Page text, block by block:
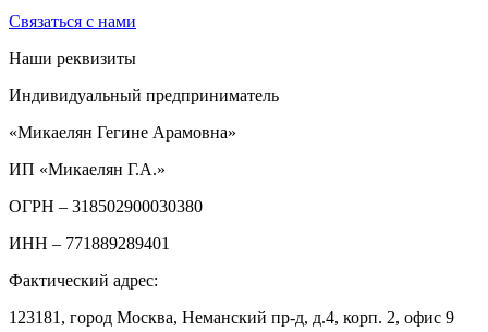
Связаться с нами
Наши реквизиты
Индивидуальный предприниматель
«Микаелян Гегине Арамовна»
ИП «Микаелян Г.А.»
ОГРН – 318502900030380
ИНН – 771889289401
Фактический адрес:
123181, город Москва, Неманский пр-д, д.4, корп. 2, офис 9